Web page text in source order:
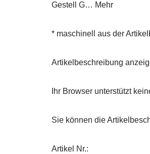
Gestell G… Mehr
* maschinell aus der
Artikelbeschreibung
Ihr Browser unterstützt
Sie können die
Artikel Nr.: